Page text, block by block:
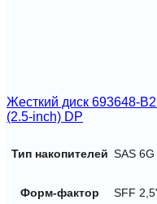
Жесткий диск 693648-
(2.5-inch) DP
Тип накопителей SAS
Форм-фактор SFF